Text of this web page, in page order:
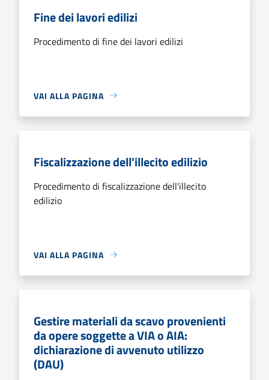
Fine dei lavori edilizi
Procedimento di fine dei lavori edilizi
VAI ALLA PAGINA
Fiscalizzazione dell'illecito edilizio
Procedimento di fiscalizzazione dell'illecito
edilizio
VAI ALLA PAGINA
Gestire materiali da scavo provenienti
da opere soggette a VIA o AIA:
dichiarazione di avvenuto utilizzo
(DAU)